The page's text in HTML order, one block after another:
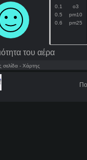
0.1
o3
0.5
pm10
0.6
pm25
του αέρα
σελίδα - Χάρτης